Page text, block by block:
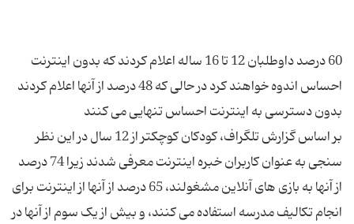
60 درصد داوطلبان 12 تا 16 ساله اعلام کردند که بدون اینترنت
احساس اندوه خواهند کرد در حالی که 48 درصد از آنها اعلام کردند
بر اساس گزارش تلگراف، کودکان کوچکتر از 12 سال در این نظر
سنجی به عنوان کاربران خبره اینترنت معرفی شدند زیرا 74 درصد
از آنها به بازی های آنلاین مشغولند، 65 درصد از آنها از اینترنت برای
انجام تکالیف مدرسه استفاده می کنند، و بیش از یک سوم از آنها در